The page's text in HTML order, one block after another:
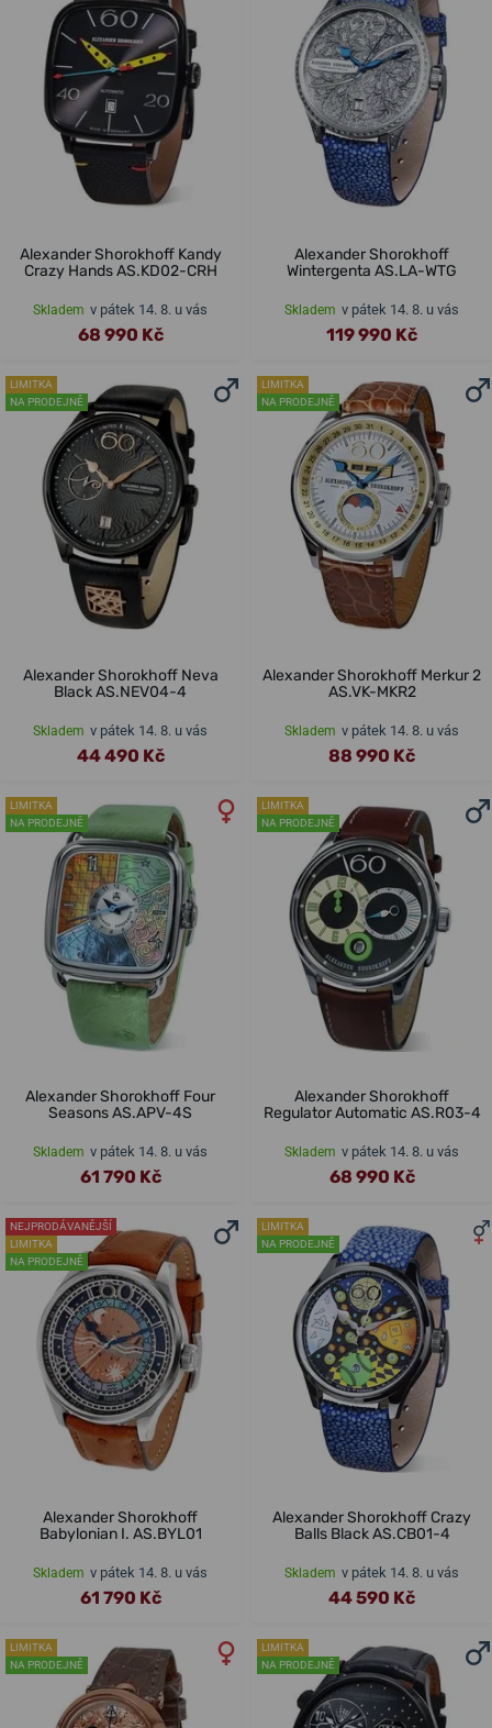
Alexander Shorokhoff Kandy
Crazy Hands AS.KD02-CRH
Skladem v pátek 14. 8. u vás
68 990 Kč
Alexander Shorokhoff
Wintergenta AS.LA-WTG
Skladem v pátek 14. 8. u vás
119 990 Kč
LIMITKA
NA PRODEJNĚ
Alexander Shorokhoff Neva
Black AS.NEV04-4
Skladem v pátek 14. 8. u vás
44 490 Kč
LIMITKA
NA PRODEJNĚ
Alexander Shorokhoff Merkur 2
AS.VK-MKR2
Skladem v pátek 14. 8. u vás
88 990 Kč
LIMITKA
NA PRODEJNĚ
Alexander Shorokhoff Four
Seasons AS.APV-4S
Skladem v pátek 14. 8. u vás
61 790 Kč
LIMITKA
NA PRODEJNĚ
Alexander Shorokhoff
Regulator Automatic AS.R03-4
Skladem v pátek 14. 8. u vás
68 990 Kč
NEJPRODÁVANĚJŠÍ
LIMITKA
NA PRODEJNĚ
Alexander Shorokhoff
Babylonian I. AS.BYL01
Skladem v pátek 14. 8. u vás
61 790 Kč
LIMITKA
NA PRODEJNĚ
Alexander Shorokhoff Crazy
Balls Black AS.CB01-4
Skladem v pátek 14. 8. u vás
44 590 Kč
LIMITKA
NA PRODEJNĚ
LIMITKA
NA PRODEJNĚ